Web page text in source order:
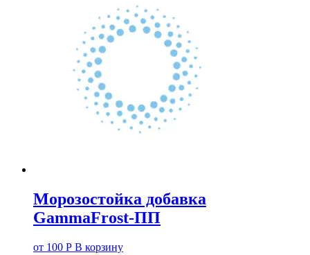
Морозостойка добавка
GammaFrost-ПП
от 100 Р В корзину